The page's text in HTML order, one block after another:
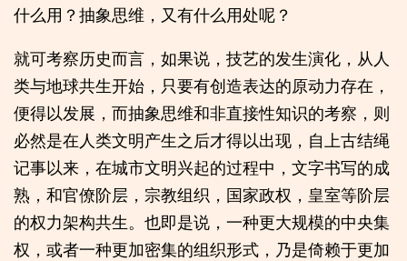
什么用？抽象思维，又有什么用处呢？
就可考察历史而言，如果说，技艺的发生演化，从人
类与地球共生开始，只要有创造表达的原动力存在，
便得以发展，而抽象思维和非直接性知识的考察，则
必然是在人类文明产生之后才得以出现，自上古结绳
记事以来，在城市文明兴起的过程中，文字书写的成
熟，和官僚阶层，宗教组织，国家政权，皇室等阶层
的权力架构共生。也即是说，一种更大规模的中央集
权，或者一种更加密集的组织形式，乃是倚赖于更加